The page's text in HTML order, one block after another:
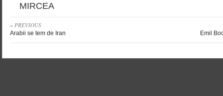
MIRCEA
« PREVIOUS
Arabii se tem de Iran Emil